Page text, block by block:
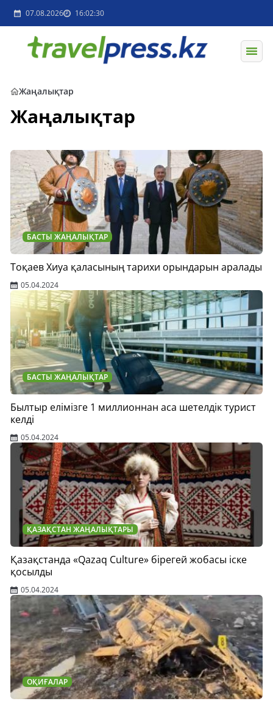
07.08.2026 16:02:30
Жаңалықтар
Жаңалықтар
БАСТЫ ЖАҢАЛЫҚТАР
Тоқаев Хиуа қаласының тарихи орындарын аралады
05.04.2024
БАСТЫ ЖАҢАЛЫҚТАР
Былтыр елімізге 1 миллионнан аса шетелдік турист
келді
05.04.2024
ҚАЗАҚСТАН ЖАҢАЛЫҚТАРЫ
Қазақстанда «Qazaq Culture» бірегей жобасы іске
қосылды
05.04.2024
ОҚИҒАЛАР